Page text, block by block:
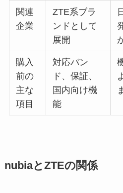
関連
企業
ZTE系ブラ
ンドとして
展開
購入
前の
主な
項目
対応バン
ド、保証、
国内向け機
能
nubiaとZTEの関係